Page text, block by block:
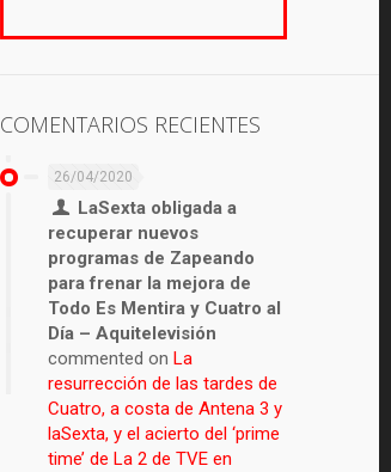
COMENTARIOS RECIENTES
26/04/2020
LaSexta obligada a
recuperar nuevos
programas de Zapeando
para frenar la mejora de
Todo Es Mentira y Cuatro al
Día – Aquitelevisión
commented onLa
resurrección de las tardes de
Cuatro, a costa de Antena 3 y
laSexta, y el acierto del ‘prime
time’ de La 2 de TVE en